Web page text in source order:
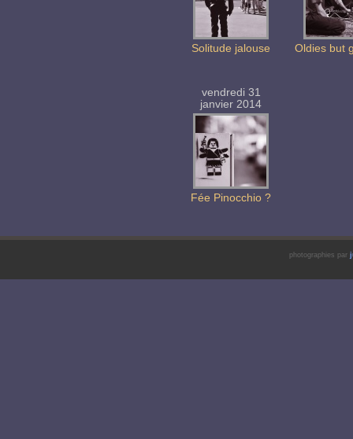
Solitude jalouse Oldies but
vendredi 31
janvier 2014
Fée Pinocchio ?
photographies par